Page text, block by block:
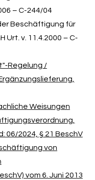
– C-244/04
Beschäftigung für
Urt. v. 11.4.2000 – C-
Regelung /
Weisungen
06/2024, § 21 BeschV
von
vom 6. Juni 2013